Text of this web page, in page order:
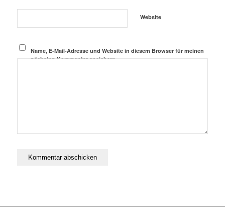
Website
Name, E-Mail-Adresse und Website in diesem Browser für meinen
nächsten Kommentar speichern.